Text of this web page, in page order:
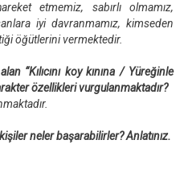
etmemiz, sabırlı olmamız,
iyi davranmamız, kimseden
öğütlerini vermektedir.
“Kılıcını koy kınına / Yüreğinle
özellikleri vurgulanmaktadır?
neler başarabilirler? Anlatınız.